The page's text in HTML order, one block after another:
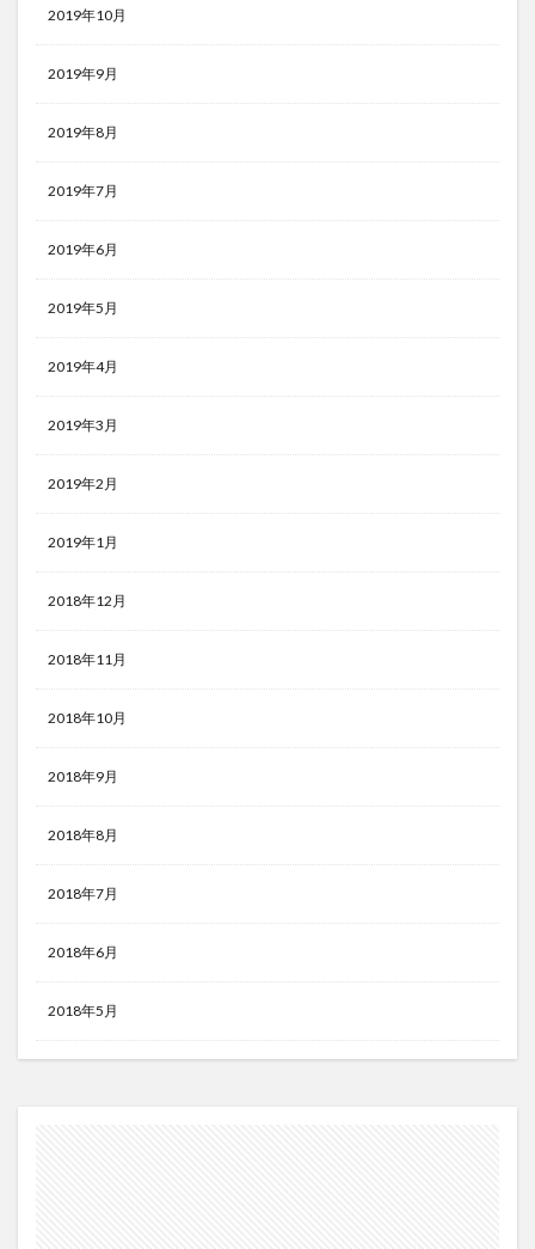
2019年10月
2019年9月
2019年8月
2019年7月
2019年6月
2019年5月
2019年4月
2019年3月
2019年2月
2019年1月
2018年12月
2018年11月
2018年10月
2018年9月
2018年8月
2018年7月
2018年6月
2018年5月